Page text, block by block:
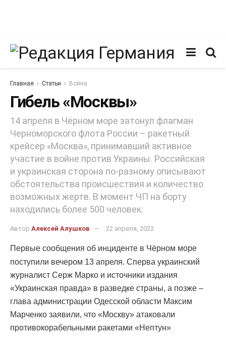
Главная Статьи Война
Гибель «Москвы»
14 апреля в Чёрном море затонул флагман
Черноморского флота России – ракетный
крейсер «Москва», принимавший активное
участие в войне против Украины. Российская
и украинская сторона по-разному описывают
обстоятельства происшествия и количество
возможных жертв. В момент ЧП на борту
находились более 500 человек.
Автор Алексей Алушков 22 апреля, 2022
Первые сообщения об инциденте в Чёрном море
поступили вечером 13 апреля. Сперва украинский
журналист Серж Марко и источники издания
«Украинская правда» в разведке страны, а позже –
глава администрации Одесской области Максим
Марченко заявили, что «Москву» атаковали
противокорабельными ракетами «Нептун»